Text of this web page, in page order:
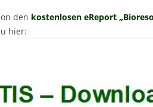
den kostenlosen eReport
hier: